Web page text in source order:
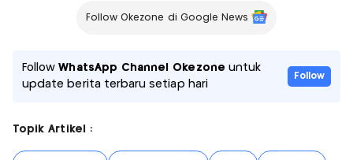
Follow Okezone di Google News
FollowWhatsApp Channel Okezone untuk
update berita terbaru setiap hari
Follow
Topik Artikel :